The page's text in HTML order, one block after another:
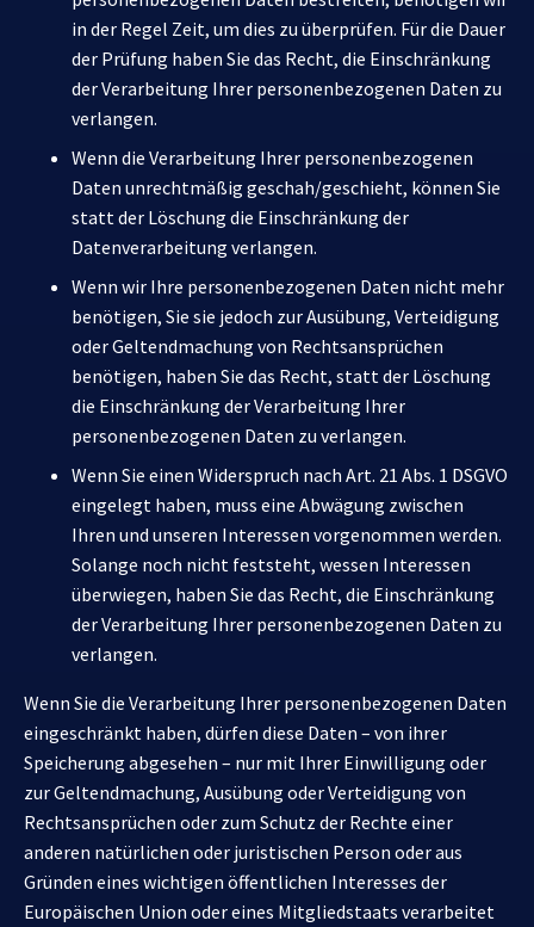
in der Regel Zeit, um dies zu überprüfen. Für die Dauer
der Prüfung haben Sie das Recht, die Einschränkung
der Verarbeitung Ihrer personenbezogenen Daten zu
verlangen.
Wenn die Verarbeitung Ihrer personenbezogenen
Daten unrechtmäßig geschah/geschieht, können Sie
statt der Löschung die Einschränkung der
Datenverarbeitung verlangen.
Wenn wir Ihre personenbezogenen Daten nicht mehr
benötigen, Sie sie jedoch zur Ausübung, Verteidigung
oder Geltendmachung von Rechtsansprüchen
benötigen, haben Sie das Recht, statt der Löschung
die Einschränkung der Verarbeitung Ihrer
personenbezogenen Daten zu verlangen.
Wenn Sie einen Widerspruch nach Art. 21 Abs. 1 DSGVO
eingelegt haben, muss eine Abwägung zwischen
Ihren und unseren Interessen vorgenommen werden.
Solange noch nicht feststeht, wessen Interessen
überwiegen, haben Sie das Recht, die Einschränkung
der Verarbeitung Ihrer personenbezogenen Daten zu
verlangen.
Wenn Sie die Verarbeitung Ihrer personenbezogenen Daten
eingeschränkt haben, dürfen diese Daten – von ihrer
Speicherung abgesehen – nur mit Ihrer Einwilligung oder
zur Geltendmachung, Ausübung oder Verteidigung von
Rechtsansprüchen oder zum Schutz der Rechte einer
anderen natürlichen oder juristischen Person oder aus
Gründen eines wichtigen öffentlichen Interesses der
Europäischen Union oder eines Mitgliedstaats verarbeitet